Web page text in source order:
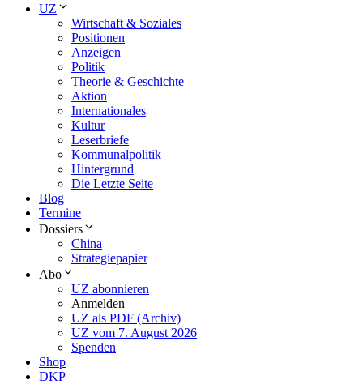
UZ
Wirtschaft & Soziales
Positionen
Anzeigen
Politik
Theorie & Geschichte
Aktion
Internationales
Kultur
Leserbriefe
Kommunalpolitik
Hintergrund
Die Letzte Seite
Blog
Termine
Dossiers
China
Strategiepapier
Abo
UZ abonnieren
Anmelden
UZ als PDF (Archiv)
UZ vom 7. August 2026
Spenden
Shop
DKP